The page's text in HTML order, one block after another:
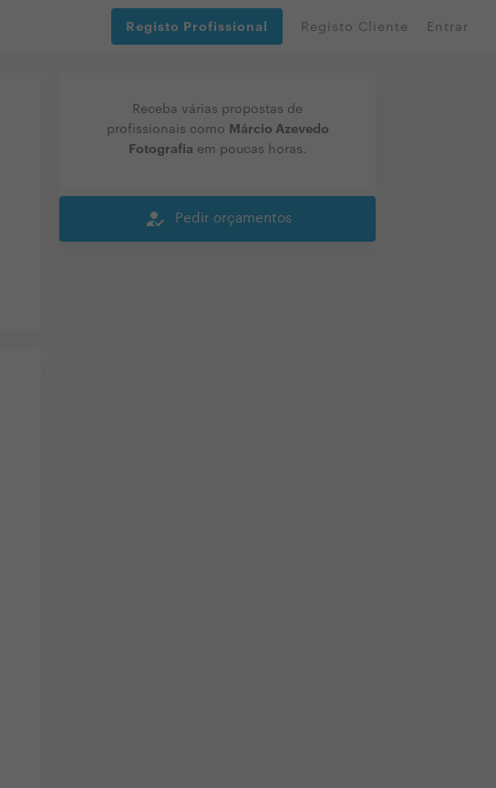
Registo Profissional Registo Cliente Entrar
Receba várias propostas de
profissionais como Márcio Azevedo
Fotografia em poucas horas.
how_to_reg Pedir orçamentos